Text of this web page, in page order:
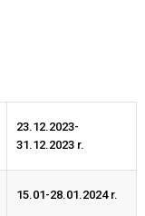
23.12.2023-
31.12.2023 r.
15.01-28.01.2024 r.